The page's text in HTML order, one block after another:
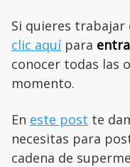
Si quieres trabajar
clic aquípara
conocer todas las
momento.
En este post te
necesitas para
cadena de